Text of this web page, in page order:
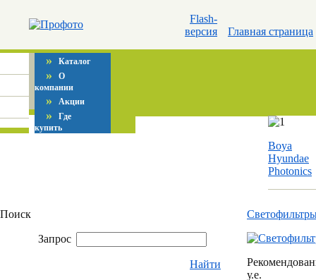
Flash-
версия
Главная страница
» Каталог
» О
компании
» Акции
» Где
купить
Boya
Hyundae
Photonics
Поиск
Запрос
Найти
у.е.